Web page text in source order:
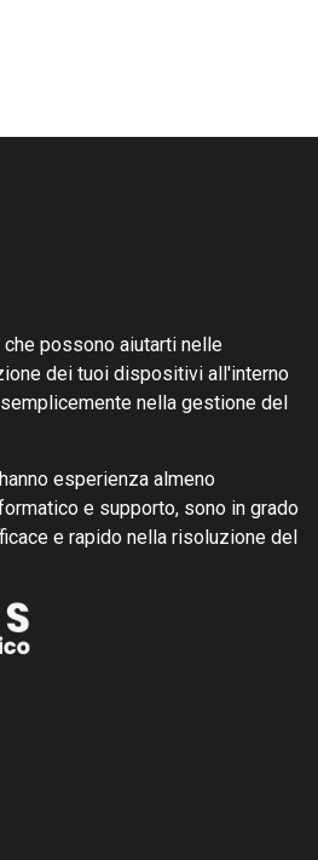
possono aiutarti nelle
dei tuoi dispositivi all'interno
nella gestione del
esperienza almeno
e supporto, sono in grado
e rapido nella risoluzione del